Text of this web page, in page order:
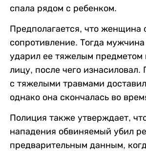
спала рядом с ребенком.
Предполагается, что женщина
сопротивление. Тогда
ударил ее тяжелым предметом
лицу, после чего
с тяжелыми травмами
однако она скончалась во
Полиция также утверждает,
нападения обвиняемый убил
предварительным данным,